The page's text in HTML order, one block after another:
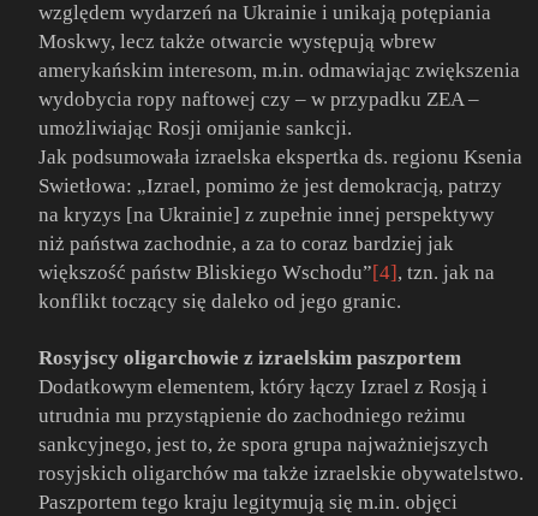
względem wydarzeń na Ukrainie i unikają potępiania
Moskwy, lecz także otwarcie występują wbrew
amerykańskim interesom, m.in. odmawiając zwiększenia
wydobycia ropy naftowej czy – w przypadku ZEA –
umożliwiając Rosji omijanie sankcji.
Jak podsumowała izraelska ekspertka ds. regionu Ksenia
Swietłowa: „Izrael, pomimo że jest demokracją, patrzy
na kryzys [na Ukrainie] z zupełnie innej perspektywy
niż państwa zachodnie, a za to coraz bardziej jak
większość państw Bliskiego Wschodu”[4] , tzn. jak na
konflikt toczący się daleko od jego granic.
Rosyjscy oligarchowie z izraelskim paszportem
Dodatkowym elementem, który łączy Izrael z Rosją i
utrudnia mu przystąpienie do zachodniego reżimu
sankcyjnego, jest to, że spora grupa najważniejszych
rosyjskich oligarchów ma także izraelskie obywatelstwo.
Paszportem tego kraju legitymują się m.in. objęci